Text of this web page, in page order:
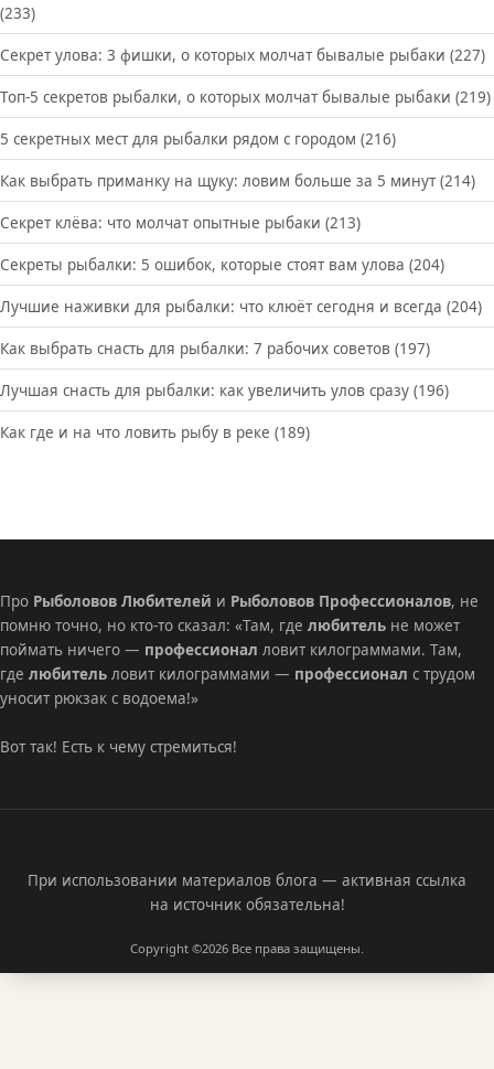
(233)
Секрет улова: 3 фишки, о которых молчат бывалые рыбаки (227)
Топ-5 секретов рыбалки, о которых молчат бывалые рыбаки (219)
5 секретных мест для рыбалки рядом с городом (216)
Как выбрать приманку на щуку: ловим больше за 5 минут (214)
Секрет клёва: что молчат опытные рыбаки (213)
Секреты рыбалки: 5 ошибок, которые стоят вам улова (204)
Лучшие наживки для рыбалки: что клюёт сегодня и всегда (204)
Как выбрать снасть для рыбалки: 7 рабочих советов (197)
Лучшая снасть для рыбалки: как увеличить улов сразу (196)
Как где и на что ловить рыбу в реке (189)
Про Рыболовов Любителей и Рыболовов Профессионалов, не
помню точно, но кто-то сказал: «Там, где любитель не может
поймать ничего — профессионал ловит килограммами. Там,
где любитель ловит килограммами — профессионал с трудом
уносит рюкзак с водоема!»
Вот так! Есть к чему стремиться!
При использовании материалов блога — активная ссылка
на источник обязательна!
Copyright ©2026 Все права защищены.